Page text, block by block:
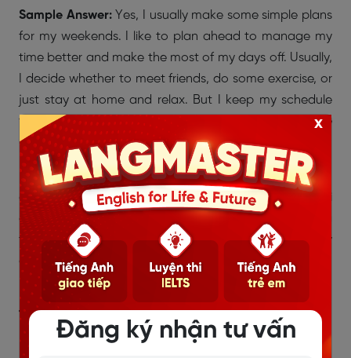
Sample Answer:Yes, I usually make some simple plans
for my weekends. I like to plan ahead to manage my
time better and make the most of my days off. Usually,
I decide whether to meet friends, do some exercise, or
just stay at home and relax. But I keep my schedule
flexible because sometimes unexpected things come
up
Dịch: Có, tôi thường lập vài kế hoạch đơn giản cho
cuối tuần. Tôi thích lên kế hoạch trước để quản lý thời
gian tốt hơn và tận dụng tối đa thời gian nghỉ. Thường
thì tôi quyết định xem có gặp bạn bè, tập thể dục hay
chỉ ở nhà thư giãn. Tuy nhiên, tôi vẫn giữ lịch trình linh
hoạt vì đôi khi có những việc bất ngờ xảy ra.
Từ vựng ghi điểm:
Đăng ký nhận tư vấn
x